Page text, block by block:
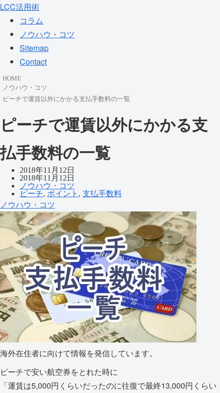
LCC活用術
コラム
ノウハウ・コツ
Sitemap
Contact
HOME
ノウハウ・コツ
ピーチで運賃以外にかかる支払手数料の一覧
ピーチで運賃以外にかかる支
払手数料の一覧
2018年11月12日
2018年11月12日
ノウハウ・コツ
ピーチ, ポイント , 支払手数料
ノウハウ・コツ
海外在住者に向けて情報を発信しています。
ピーチで安い航空券をとれた時に
「運賃は5,000円くらいだったのに往復で最終13,000円くらい